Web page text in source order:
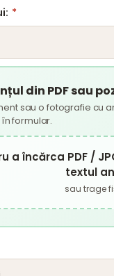
*
din PDF sau
sau o fotografie cu
formular.
a încărca PDF /
textul
sau trage